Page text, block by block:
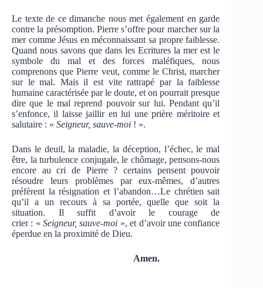
Le texte de ce dimanche nous met également en garde
contre la présomption. Pierre s’offre pour marcher sur la
mer comme Jésus en méconnaissant sa propre faiblesse.
Quand nous savons que dans les Ecritures la mer est le
symbole du mal et des forces maléfiques, nous
comprenons que Pierre veut, comme le Christ, marcher
sur le mal. Mais il est vite rattrapé par la faiblesse
humaine caractérisée par le doute, et on pourrait presque
dire que le mal reprend pouvoir sur lui. Pendant qu’il
s’enfonce, il laisse jaillir en lui une prière méritoire et
salutaire : « Seigneur, sauve-moi ! ».
Dans le deuil, la maladie, la déception, l’échec, le mal
être, la turbulence conjugale, le chômage, pensons-nous
encore au cri de Pierre ? certains pensent pouvoir
résoudre leurs problèmes par eux-mêmes, d’autres
préfèrent la résignation et l’abandon…Le chrétien sait
qu’il a un recours à sa portée, quelle que soit la
situation. Il suffit d’avoir le courage de
crier : «Seigneur, sauve-moi », et d’avoir une confiance
éperdue en la proximité de Dieu.
Amen.